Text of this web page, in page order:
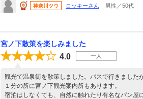
神奈川ツウ ロッキーさん 男性／50代
宮ノ下散策を楽しみました
4.0 一人
観光で温泉街を散策しました。バスで行きました
１分の所に宮ノ下観光案内所もあります。
宿泊はしなくても、自然に触れたり有名なパン屋